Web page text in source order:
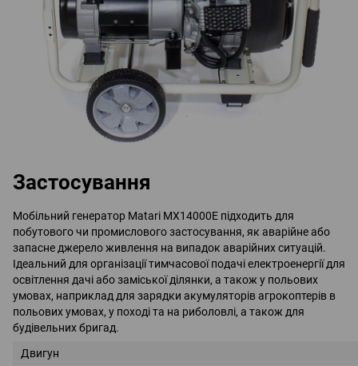
Застосування
Мобільний генератор Matari MX14000E підходить для
побутового чи промислового застосування, як аварійне або
запасне джерело живлення на випадок аварійних ситуацій.
Ідеальний для організації тимчасової подачі електроенергії для
освітлення дачі або заміської ділянки, а також у польових
умовах, наприклад для зарядки акумуляторів агрокоптерів в
польових умовах, у поході та на риболовлі, а також для
будівельних бригад.
Двигун